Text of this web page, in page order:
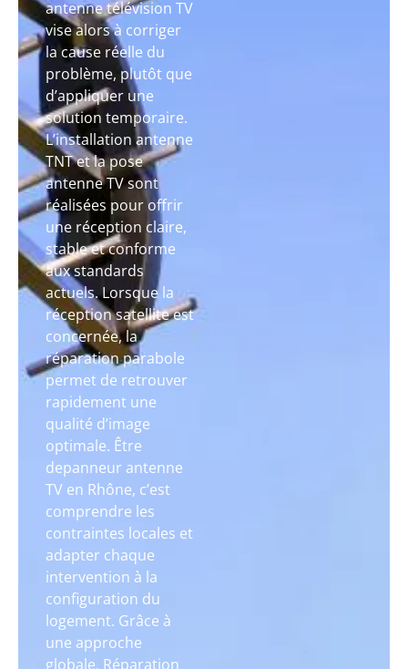
antenne télévision TV
vise alors à corriger
la cause réelle du
problème, plutôt que
d’appliquer une
solution temporaire.
L’installation antenne
TNT et la pose
antenne TV sont
réalisées pour offrir
une réception claire,
stable et conforme
aux standards
actuels. Lorsque la
réception satellite est
concernée, la
réparation parabole
permet de retrouver
rapidement une
qualité d’image
optimale. Être
depanneur antenne
TV en Rhône, c’est
comprendre les
contraintes locales et
adapter chaque
intervention à la
configuration du
logement. Grâce à
une approche
globale, Réparation